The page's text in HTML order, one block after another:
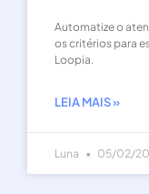
Automatize o
os critérios para
Loopia.
LEIA MAIS »
Luna 05/02/